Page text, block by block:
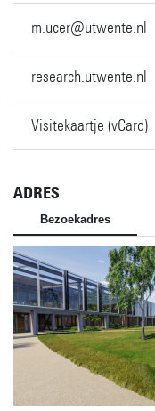
m.ucer@utwente.nl
research.utwente.nl
Visitekaartje (vCard)
ADRES
Bezoekadres